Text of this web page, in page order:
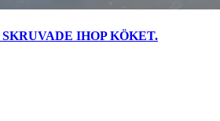
IHOP KÖKET.